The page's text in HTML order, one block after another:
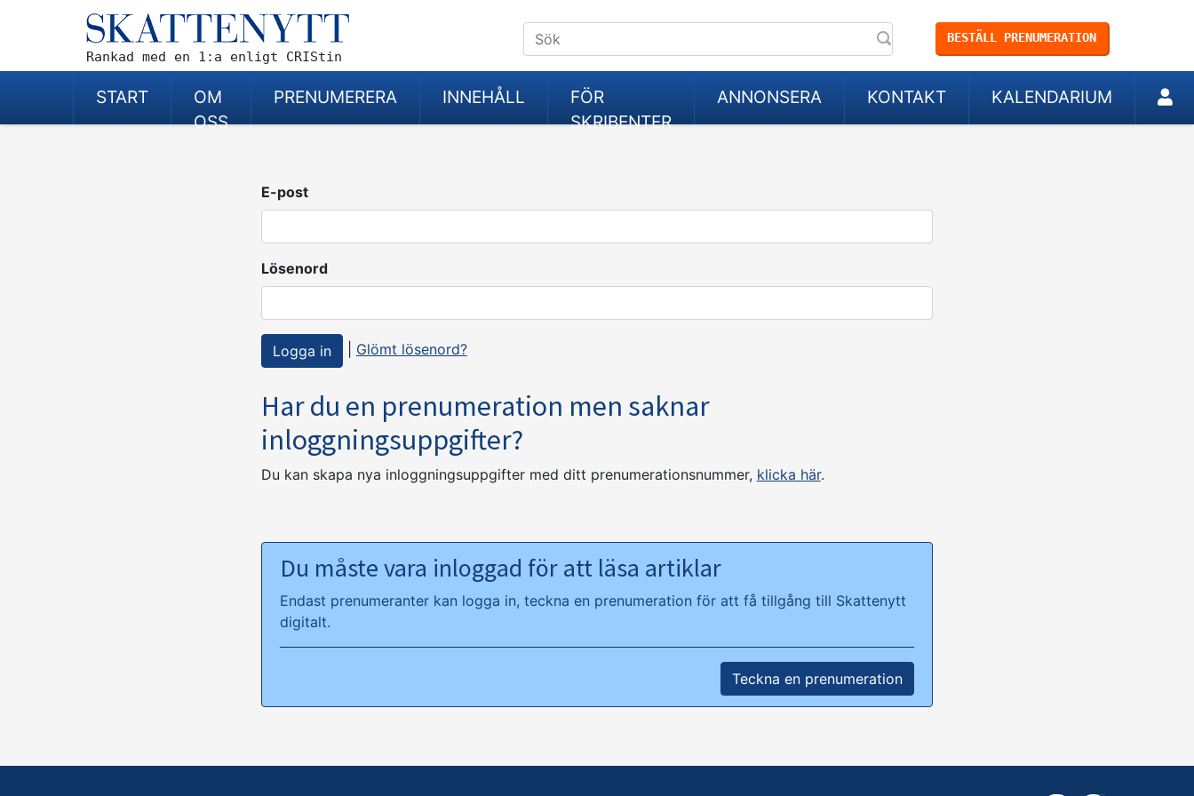
Rankad med en 1:a enligt CRIStin
BESTÄLL PRENUMERATION
START
OM
OSS
PRENUMERERA INNEHÅLL
FÖR
SKRIBENTER
ANNONSERA KONTAKT KALENDARIUM
E-post
Lösenord
Glömt lösenord?
Har du en prenumeration men saknar
inloggningsuppgifter?
Du kan skapa nya inloggningsuppgifter med ditt prenumerationsnummer, klicka här.
Du måste vara inloggad för att läsa artiklar
Endast prenumeranter kan logga in, teckna en prenumeration för att få tillgång till Skattenytt
digitalt.
Teckna en prenumeration